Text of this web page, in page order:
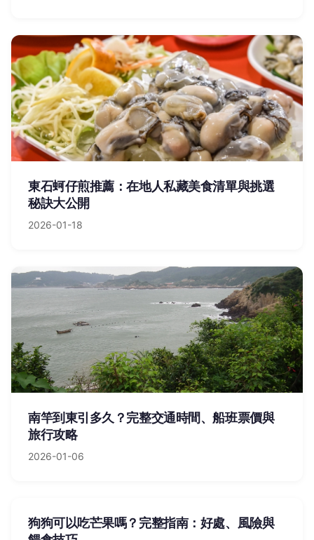
東石蚵仔煎推薦：在地人私藏美食清單與挑選
秘訣大公開
2026-01-18
南竿到東引多久？完整交通時間、船班票價與
旅行攻略
2026-01-06
狗狗可以吃芒果嗎？完整指南：好處、風險與